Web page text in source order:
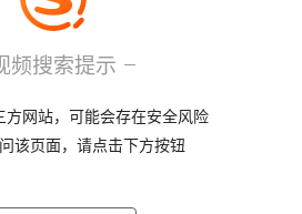
频搜索提示
方网站，可能会存在安全风险
该页面，请点击下方按钮